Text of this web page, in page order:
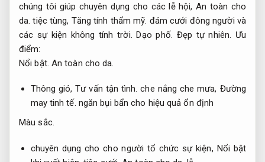
chúng tôi giúp chuyên dụng cho các lễ hội,An toàn cho
da. tiệc tùng, Tăng tính thẩm mỹ. đám cưới đông người và
các sự kiện không tính trời.Dạo phố. Đẹp tự nhiên. Ưu
điểm:
Nổi bật. An toàn cho da.
Thông gió,Tư vấn tận tình. che nắng che mưa, Đường
may tinh tế. ngăn bụi bẩn cho hiệu quả ổn định
Màu sắc.
chuyên dụng cho cho người tổ chức sự kiện, Nổi bật